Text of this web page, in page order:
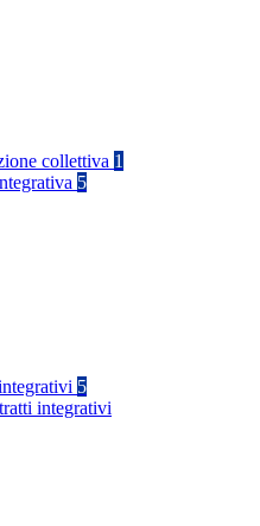
collettiva 1
5
5
integrativi